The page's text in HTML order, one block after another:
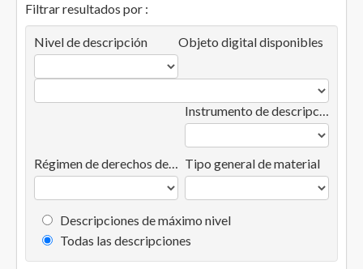
Filtrar resultados por :
Nivel de descripción Objeto digital disponibles
Instrumento de descripción
Régimen de derechos de autor Tipo general de material
Descripciones de máximo nivel
Todas las descripciones